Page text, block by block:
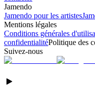
Jamendo
Jamendo pour les artistes
Mentions légales
Conditions générales
confidentialitéPolitique des
Suivez-nous